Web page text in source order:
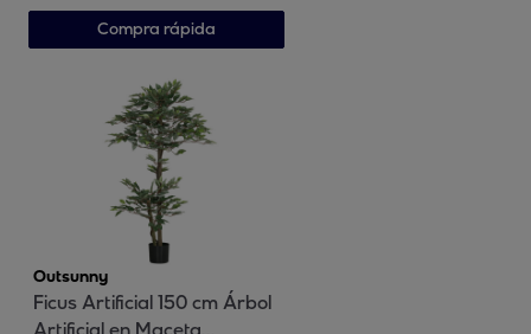
Compra rápida
Outsunny
Ficus Artificial 150 cm Árbol
Artificial en Maceta